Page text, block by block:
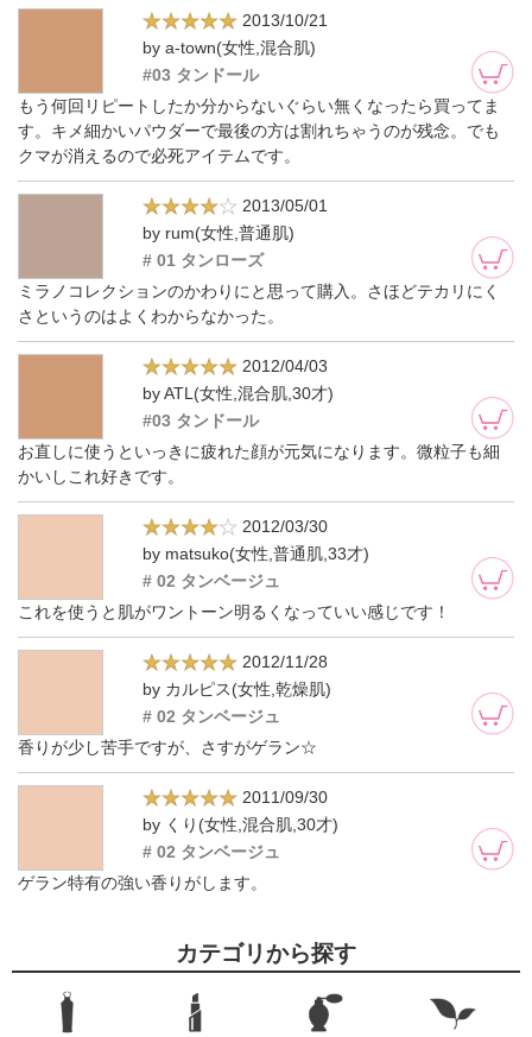
2013/10/21
by a-town(女性,混合肌)
#03 タンドール
もう何回リピートしたか分からないぐらい無くなったら買ってま
す。キメ細かいパウダーで最後の方は割れちゃうのが残念。でも
クマが消えるので必死アイテムです。
2013/05/01
by rum(女性,普通肌)
# 01 タンローズ
ミラノコレクションのかわりにと思って購入。さほどテカリにく
さというのはよくわからなかった。
2012/04/03
by ATL(女性,混合肌,30才)
#03 タンドール
お直しに使うといっきに疲れた顔が元気になります。微粒子も細
かいしこれ好きです。
2012/03/30
by matsuko(女性,普通肌,33才)
# 02 タンベージュ
これを使うと肌がワントーン明るくなっていい感じです！
2012/11/28
by カルピス(女性,乾燥肌)
# 02 タンベージュ
香りが少し苦手ですが、さすがゲラン☆
2011/09/30
by くり(女性,混合肌,30才)
# 02 タンベージュ
ゲラン特有の強い香りがします。
カテゴリから探す